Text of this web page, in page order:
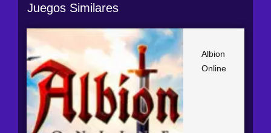
Juegos Similares
Albion
Online